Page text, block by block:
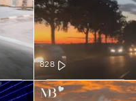
828